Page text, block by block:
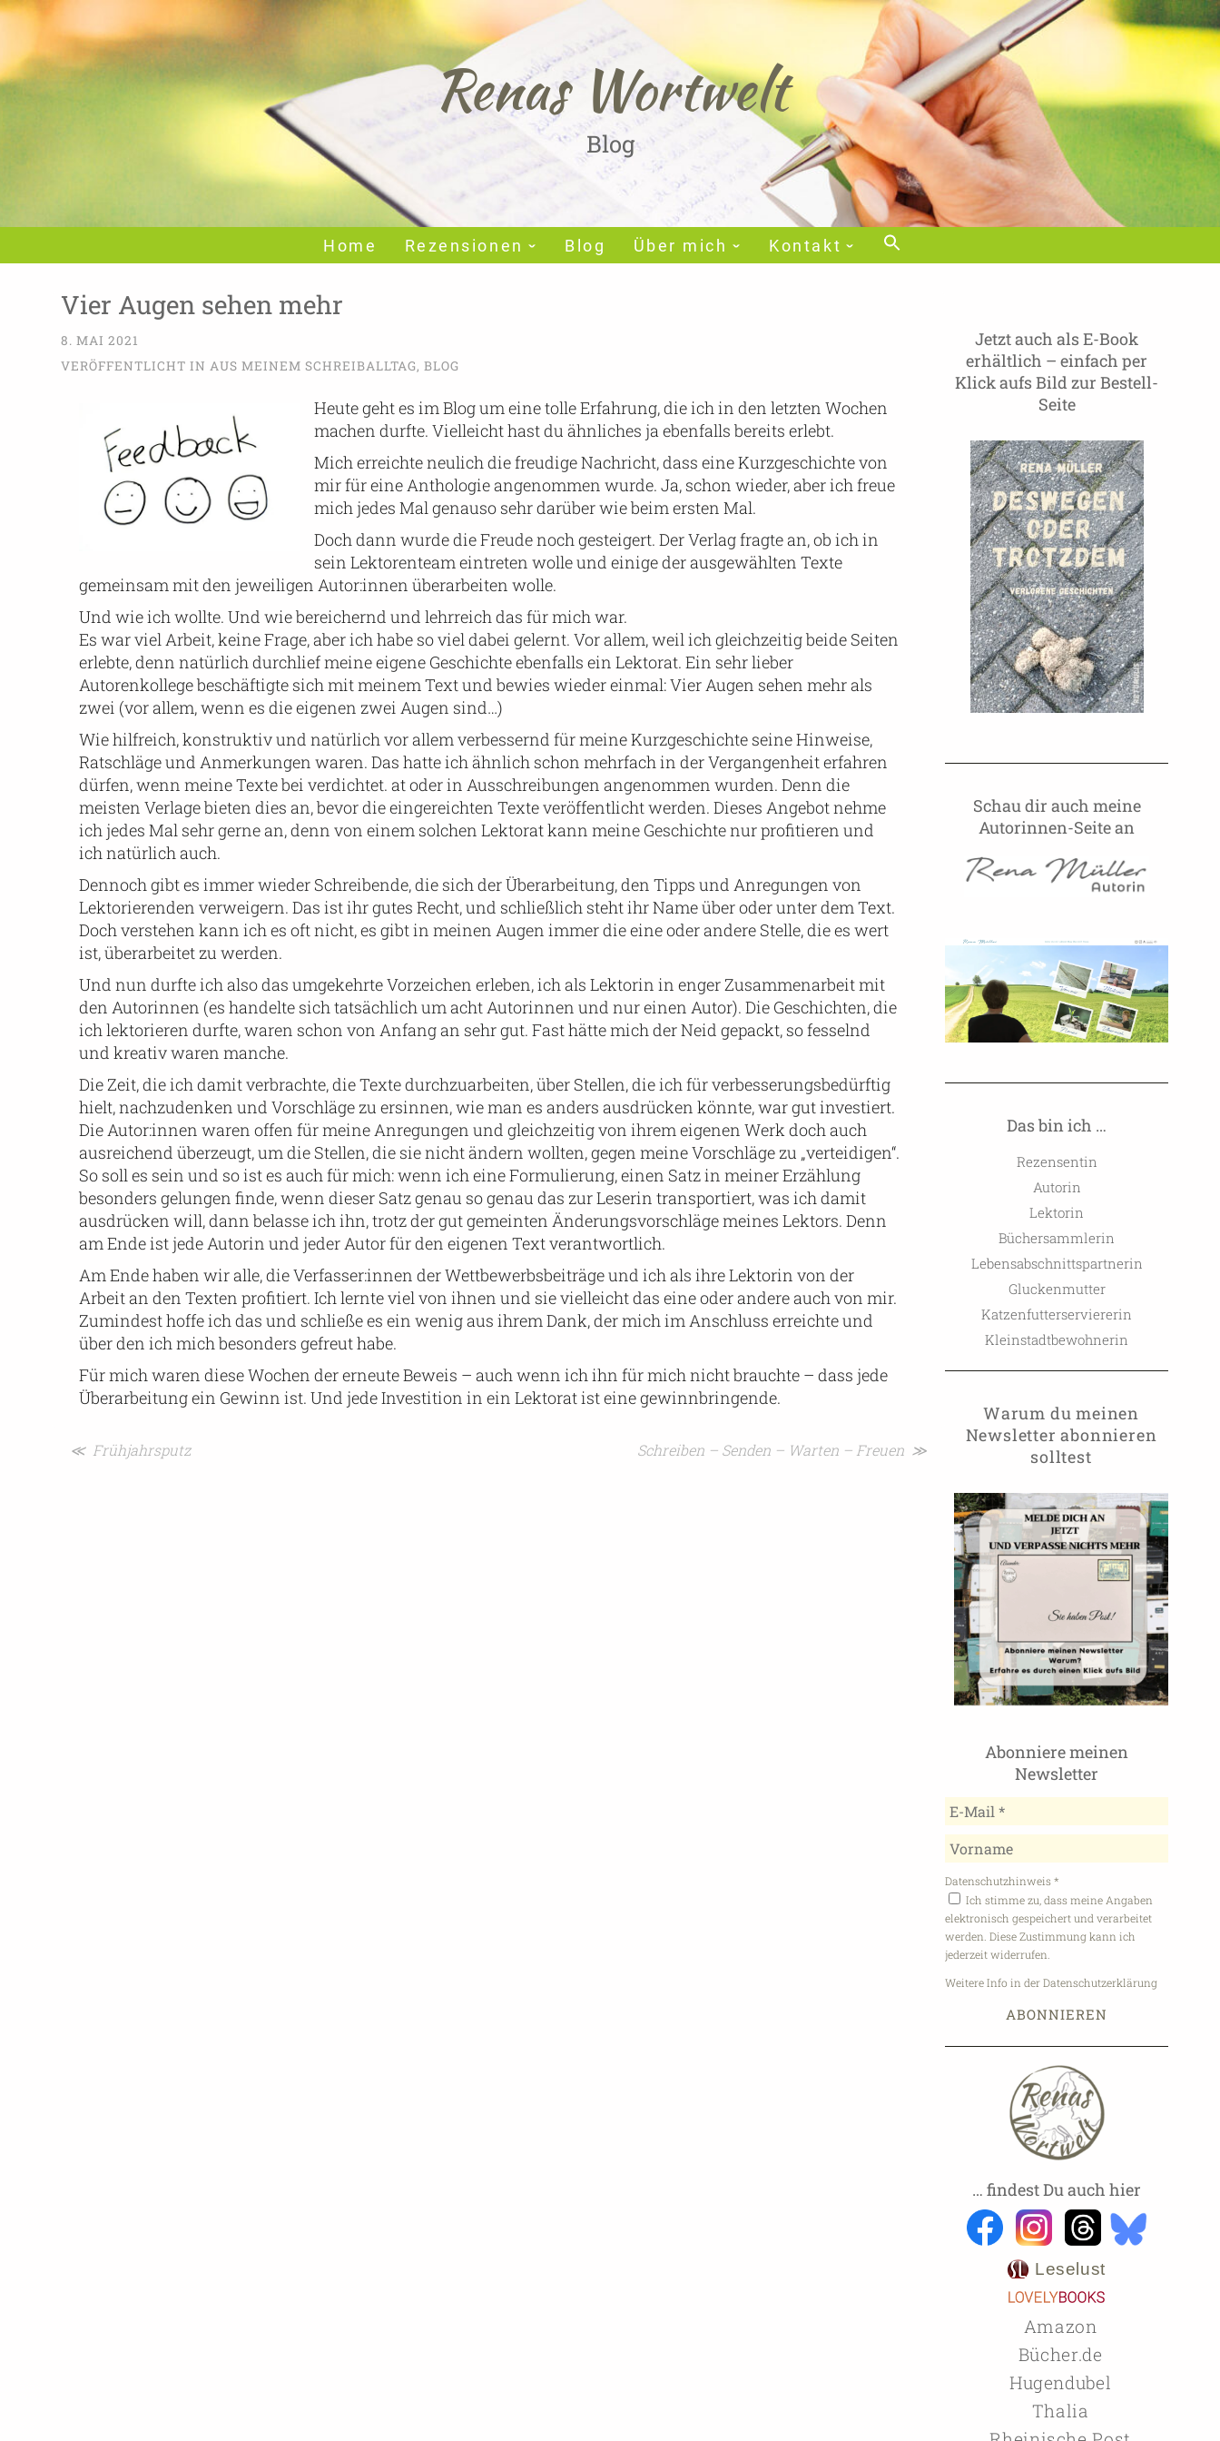
Home Rezensionen Blog Über mich Kontakt
Renas Wortwelt
Blog
Vier Augen sehen mehr
8. MAI 2021
VERÖFFENTLICHT IN AUS MEINEM SCHREIBALLTAG, BLOG
Heute geht es im Blog um eine tolle Erfahrung, die ich in den letzten Wochen
machen durfte. Vielleicht hast du ähnliches ja ebenfalls bereits erlebt.
Mich erreichte neulich die freudige Nachricht, dass eine Kurzgeschichte von
mir für eine Anthologie angenommen wurde. Ja, schon wieder, aber ich freue
mich jedes Mal genauso sehr darüber wie beim ersten Mal.
Doch dann wurde die Freude noch gesteigert. Der Verlag fragte an, ob ich in
sein Lektorenteam eintreten wolle und einige der ausgewählten Texte
gemeinsam mit den jeweiligen Autor:innen überarbeiten wolle.
Und wie ich wollte. Und wie bereichernd und lehrreich das für mich war.
Es war viel Arbeit, keine Frage, aber ich habe so viel dabei gelernt. Vor allem, weil ich gleichzeitig beide Seiten
erlebte, denn natürlich durchlief meine eigene Geschichte ebenfalls ein Lektorat. Ein sehr lieber
Autorenkollege beschäftigte sich mit meinem Text und bewies wieder einmal: Vier Augen sehen mehr als
zwei (vor allem, wenn es die eigenen zwei Augen sind…)
Wie hilfreich, konstruktiv und natürlich vor allem verbessernd für meine Kurzgeschichte seine Hinweise,
Ratschläge und Anmerkungen waren. Das hatte ich ähnlich schon mehrfach in der Vergangenheit erfahren
dürfen, wenn meine Texte bei verdichtet. at oder in Ausschreibungen angenommen wurden. Denn die
meisten Verlage bieten dies an, bevor die eingereichten Texte veröffentlicht werden. Dieses Angebot nehme
ich jedes Mal sehr gerne an, denn von einem solchen Lektorat kann meine Geschichte nur profitieren und
ich natürlich auch.
Dennoch gibt es immer wieder Schreibende, die sich der Überarbeitung, den Tipps und Anregungen von
Lektorierenden verweigern. Das ist ihr gutes Recht, und schließlich steht ihr Name über oder unter dem Text.
Doch verstehen kann ich es oft nicht, es gibt in meinen Augen immer die eine oder andere Stelle, die es wert
ist, überarbeitet zu werden.
Und nun durfte ich also das umgekehrte Vorzeichen erleben, ich als Lektorin in enger Zusammenarbeit mit
den Autorinnen (es handelte sich tatsächlich um acht Autorinnen und nur einen Autor). Die Geschichten, die
ich lektorieren durfte, waren schon von Anfang an sehr gut. Fast hätte mich der Neid gepackt, so fesselnd
und kreativ waren manche.
Die Zeit, die ich damit verbrachte, die Texte durchzuarbeiten, über Stellen, die ich für verbesserungsbedürftig
hielt, nachzudenken und Vorschläge zu ersinnen, wie man es anders ausdrücken könnte, war gut investiert.
Die Autor:innen waren offen für meine Anregungen und gleichzeitig von ihrem eigenen Werk doch auch
ausreichend überzeugt, um die Stellen, die sie nicht ändern wollten, gegen meine Vorschläge zu „verteidigen“.
So soll es sein und so ist es auch für mich: wenn ich eine Formulierung, einen Satz in meiner Erzählung
besonders gelungen finde, wenn dieser Satz genau so genau das zur Leserin transportiert, was ich damit
ausdrücken will, dann belasse ich ihn, trotz der gut gemeinten Änderungsvorschläge meines Lektors. Denn
am Ende ist jede Autorin und jeder Autor für den eigenen Text verantwortlich.
Am Ende haben wir alle, die Verfasser:innen der Wettbewerbsbeiträge und ich als ihre Lektorin von der
Arbeit an den Texten profitiert. Ich lernte viel von ihnen und sie vielleicht das eine oder andere auch von mir.
Zumindest hoffe ich das und schließe es ein wenig aus ihrem Dank, der mich im Anschluss erreichte und
über den ich mich besonders gefreut habe.
Für mich waren diese Wochen der erneute Beweis – auch wenn ich ihn für mich nicht brauchte – dass jede
Überarbeitung ein Gewinn ist. Und jede Investition in ein Lektorat ist eine gewinnbringende.
Beitragsnavigation
≪ Frühjahrsputz Schreiben – Senden – Warten – Freuen ≫
Jetzt auch als E-Book
erhältlich – einfach per
Klick aufs Bild zur Bestell-
Seite
Schau dir auch meine
Autorinnen-Seite an
Das bin ich …
Rezensentin
Autorin
Lektorin
Büchersammlerin
Lebensabschnittspartnerin
Gluckenmutter
Katzenfutterserviererin
Kleinstadtbewohnerin
Warum du meinen
Newsletter abonnieren
solltest
Abonniere meinen
Newsletter
Datenschutzhinweis*
Ich stimme zu, dass meine Angaben
elektronisch gespeichert und verarbeitet
werden. Diese Zustimmung kann ich
jederzeit widerrufen.
Weitere Info in der Datenschutzerklärung
… findest Du auch hier
Leselust
Amazon
Bücher.de
Hugendubel
Thalia